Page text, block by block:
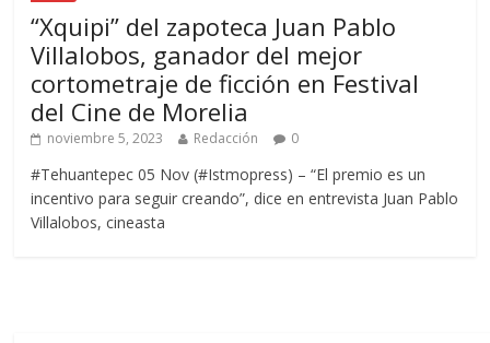
“Xquipi” del zapoteca Juan Pablo
Villalobos, ganador del mejor
cortometraje de ficción en Festival
del Cine de Morelia
noviembre 5, 2023 Redacción 0
#Tehuantepec 05 Nov (#Istmopress) – “El premio es un
incentivo para seguir creando”, dice en entrevista Juan Pablo
Villalobos, cineasta